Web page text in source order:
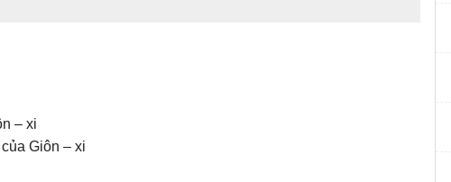
– xi
Giôn – xi